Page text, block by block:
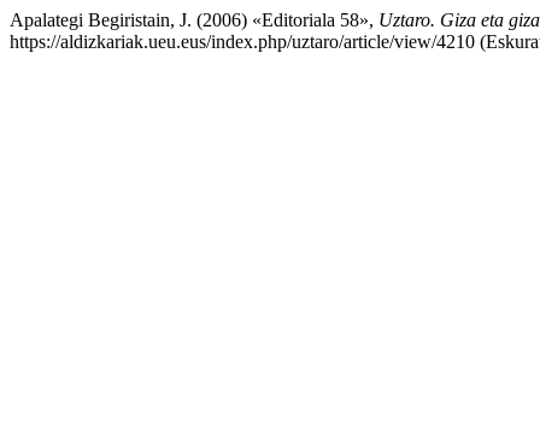
Apalategi Begiristain, J. (2006) «Editoriala 58», Uztaro. Giza eta
https://aldizkariak.ueu.eus/index.php/uztaro/article/view/4210